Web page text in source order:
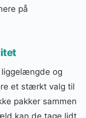
på
og
et stærkt valg til
pakker sammen
kan de tage lidt